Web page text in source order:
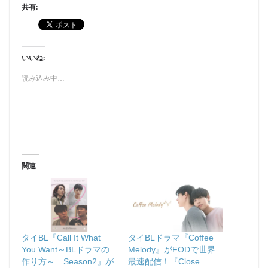
共有:
いいね:
読み込み中…
関連
タイBL『Call It What
You Want～BLドラマの
作り方～ Season2』が
タイBLドラマ『Coffee
Melody』がFODで世界
最速配信！『Close